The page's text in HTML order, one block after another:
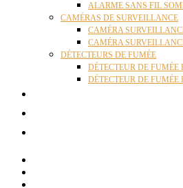
ALARME SANS FIL
CAMÉRAS DE SURVEILLANCE
CAMÉRA
CAMÉRA
DÉTECTEURS DE FUMÉE
DÉTECTEUR DE FUMÉE
DÉTECTEUR DE